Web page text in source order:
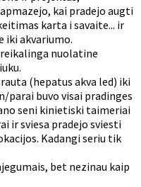
kai pradejo augti
karta i savaite... ir
iki akvariumo.
reikalinga nuolatine
(hepatus akva led) iki
parai buvo visai pradinges
seni kinietiski taimeriai
ir sviesa pradejo sviesti
Kadangi seriu tik
bet nezinau kaip